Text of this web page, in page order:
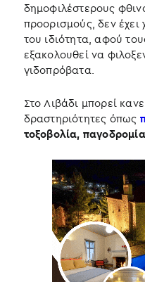
δημοφιλέστερους
προορισμούς, δεν έχει
του ιδιότητα, αφού
εξακολουθεί να
γιδοπρόβατα.
Στο Λιβάδι μπορεί
δραστηριότητες όπως
τοξοβολία,